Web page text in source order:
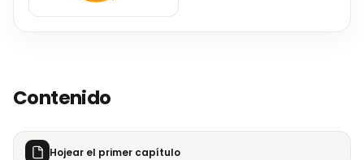
Contenido
Hojear el primer capítulo